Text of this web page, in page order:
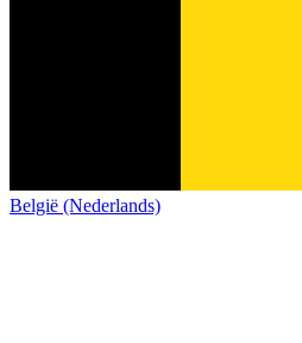
België (Nederlands)